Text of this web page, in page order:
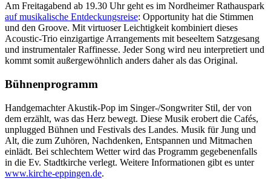
Am Freitagabend ab 19.30 Uhr geht es im Nordheimer Rathauspark
auf musikalische Entdeckungsreise: Opportunity hat die Stimmen
und den Groove. Mit virtuoser Leichtigkeit kombiniert dieses
Acoustic-Trio einzigartige Arrangements mit beseeltem Satzgesang
und instrumentaler Raffinesse. Jeder Song wird neu interpretiert und
kommt somit außergewöhnlich anders daher als das Original.
Bühnenprogramm
Handgemachter Akustik-Pop im Singer-/Songwriter Stil, der von
dem erzählt, was das Herz bewegt. Diese Musik erobert die Cafés,
unplugged Bühnen und Festivals des Landes. Musik für Jung und
Alt, die zum Zuhören, Nachdenken, Entspannen und Mitmachen
einlädt. Bei schlechtem Wetter wird das Programm gegebenenfalls
in die Ev. Stadtkirche verlegt. Weitere Informationen gibt es unter
www.kirche-eppingen.de.